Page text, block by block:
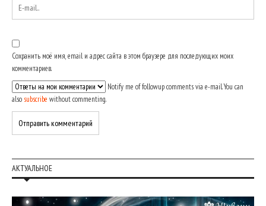
Сохранить моё имя, email и адрес сайта в этом браузере для последующих моих
комментариев.
Notify me of followup comments via e-mail. You can
also subscribe without commenting.
АКТУАЛЬНОЕ